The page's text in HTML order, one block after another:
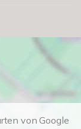
von Google